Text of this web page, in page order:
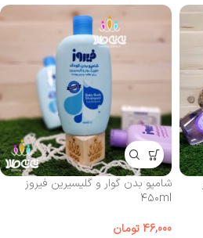
شامپو بدن گوار و گلیسیرین فیروز
۴۵۰ml
46,000 تومان